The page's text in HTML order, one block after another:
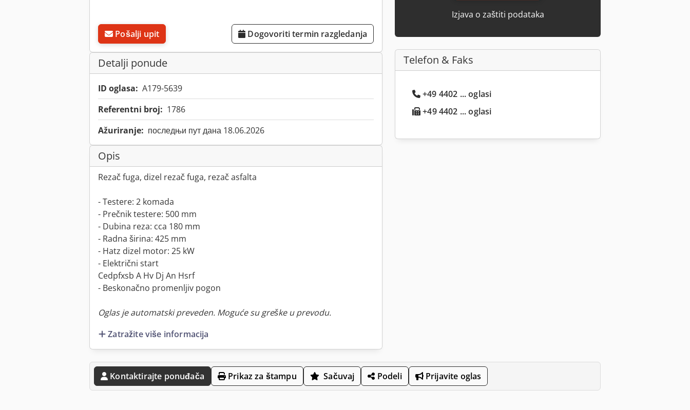
Pošalji upit Dogovoriti termin razgledanja
Detalji ponude
ID oglasa: A179-5639
Referentni broj: 1786
Ažuriranje: последњи пут дана 18.06.2026
Opis
Rezač fuga, dizel rezač fuga, rezač asfalta
- Testere: 2 komada
- Prečnik testere: 500 mm
- Dubina reza: cca 180 mm
- Radna širina: 425 mm
- Hatz dizel motor: 25 kW
- Električni start
Cedpfxsb A Hv Dj An Hsrf
- Beskonačno promenljiv pogon
Oglas je automatski preveden. Moguće su greške u prevodu.
Zatražite više informacija
Izjava o zaštiti podataka
Telefon & Faks
+49 4402 ... oglasi
+49 4402 ... oglasi
Kontaktirajte ponuđača Prikaz za štampu Sačuvaj Podeli Prijavite oglas